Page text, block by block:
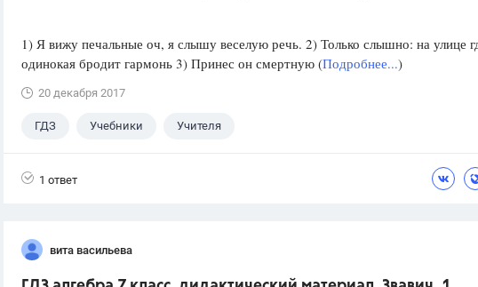
1) Я вижу печальные оч, я слышу веселую речь. 2) Только слышно: на улице
одинокая бродит гармонь 3) Принес он смертную (Подробнее...)
20 декабря 2017
ГДЗ Учебники Учителя
1 ответ
вита васильева